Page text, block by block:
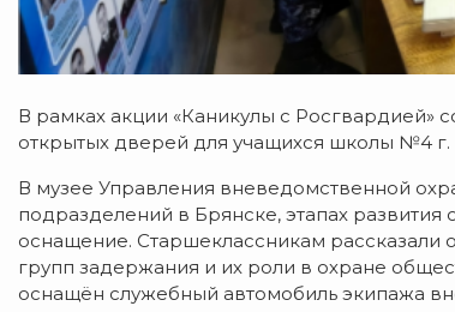
В рамках акции «Каникулы с Росгвардией»
открытых дверей для учащихся школы №4 г.
В музее Управления вневедомственной
подразделений в Брянске, этапах развития
оснащение. Старшеклассникам рассказали
групп задержания и их роли в охране
оснащён служебный автомобиль экипажа